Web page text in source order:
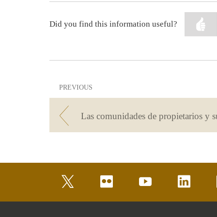
Did you find this information useful?
PREVIOUS
flickr youtube linkedin